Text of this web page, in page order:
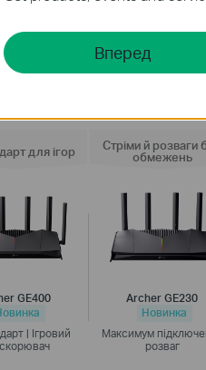
для ігор
GE400
| Ігровий
Стріми й розваги
обмежень
Archer GE230
Новинка
Максимум
розваг
Вперед